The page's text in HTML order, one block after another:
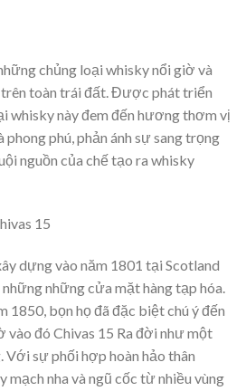
chủng loại whisky nổi giờ và
toàn trái đất. Được phát triển
whisky này đem đến hương thơm vị
phong phú, phản ánh sự sang trọng
nguồn của chế tạo ra whisky
15
dựng vào năm 1801 tại Scotland
những cửa mặt hàng tạp hóa.
1850, bọn họ đã đặc biệt chú ý đến
vào đó Chivas 15 Ra đời như một
sự phối hợp hoàn hảo thân
mạch nha và ngũ cốc từ nhiều vùng